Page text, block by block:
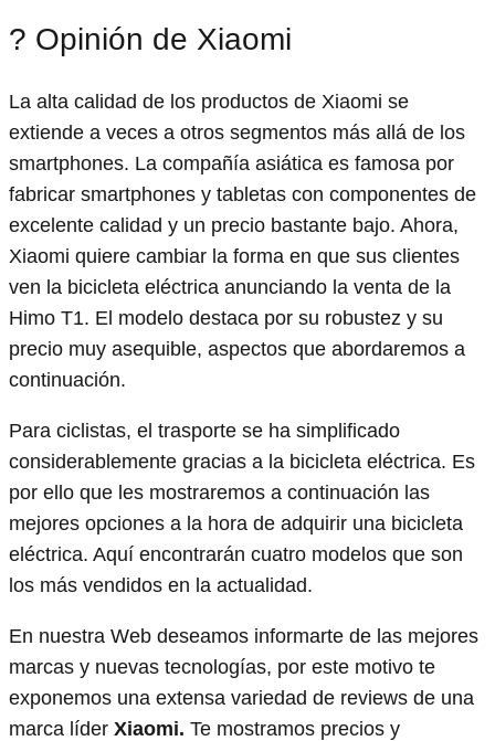
? Opinión de Xiaomi
La alta calidad de los productos de Xiaomi se
extiende a veces a otros segmentos más allá de los
smartphones. La compañía asiática es famosa por
fabricar smartphones y tabletas con componentes de
excelente calidad y un precio bastante bajo. Ahora,
Xiaomi quiere cambiar la forma en que sus clientes
ven la bicicleta eléctrica anunciando la venta de la
Himo T1. El modelo destaca por su robustez y su
precio muy asequible, aspectos que abordaremos a
continuación.
Para ciclistas, el trasporte se ha simplificado
considerablemente gracias a la bicicleta eléctrica. Es
por ello que les mostraremos a continuación las
mejores opciones a la hora de adquirir una bicicleta
eléctrica. Aquí encontrarán cuatro modelos que son
los más vendidos en la actualidad.
En nuestra Web deseamos informarte de las mejores
marcas y nuevas tecnologías, por este motivo te
exponemos una extensa variedad de reviews de una
marca líder Xiaomi. Te mostramos precios y